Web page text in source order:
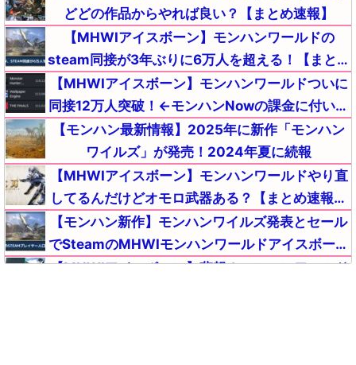
どどの作品からやれば良い？【まとめ速報】
【MHWIアイスボーン】モンハンワールドの
steam同接が3年ぶりに6万人を超える！【まとめ
速報】
【MHWIアイスボーン】モンハンワールドついに
同接12万人突破！←モンハンNowの課金に付いて
これない敗北者が流入中ｗｗｗ【まとめ速報攻
略】
【モンハン最新情報】2025年に新作「モンハン
ワイルズ」が発売！2024年夏に続報
【MHWIアイスボーン】モンハンワールドやり直
してるんだけどオモロ武器ある？【まとめ速報攻
略】
【モンハン新作】モンハンワイルズ発表とセール
でSteamのMHWIモンハンワールドアイスボーン
とんでもないことになる【まとめ速報】
【MHWIアイスボーン】悲報！モンハンワールド